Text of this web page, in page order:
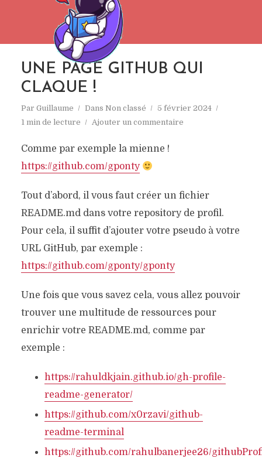
UNE PAGE GITHUB QUI
CLAQUE !
Par Guillaume Dans Non classé
5 février 2024
1 min de lecture
Ajouter un commentaire
Comme par exemple la mienne !
https://github.com/gponty
Tout d’abord, il vous faut créer un fichier
README.md dans votre repository de profil.
Pour cela, il suffit d’ajouter votre pseudo à votre
URL GitHub, par exemple :
https://github.com/gponty/gponty
Une fois que vous savez cela, vous allez pouvoir
trouver une multitude de ressources pour
enrichir votre README.md, comme par
exemple :
https://rahuldkjain.github.io/gh-profile-
readme-generator/
https://github.com/x0rzavi/github-
readme-terminal
https://github.com/rahulbanerjee26/